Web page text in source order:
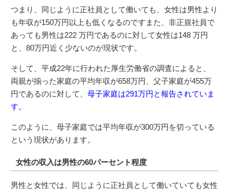
つまり、同じように正社員として働いても、女性は男性より
も年収が150万円以上も低くなるのですまた、非正規社員で
あっても男性は222 万円であるのに対して女性は148 万円
と、80万円近く少ないのが現状です。
そして、平成22年に行われた厚生労働省の調査によると、
両親が揃った家庭の平均年収が658万円、父子家庭が455万
円であるのに対して、母子家庭は291万円と報告されていま
す。
このように、母子家庭では平均年収が300万円を切っている
という現状があります。
女性の収入は男性の60パーセント程度
男性と女性では、同じように正社員として働いていても女性